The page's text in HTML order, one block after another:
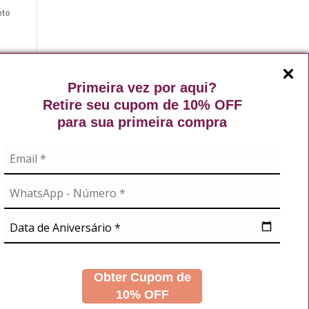
Primeira vez por aqui?
Retire seu cupom de 10% OFF
para sua primeira compra
Obter Cupom de
10% OFF
Exibindo de 1 a 11 do total de 11 (1 páginas)
NOSSAS REDES